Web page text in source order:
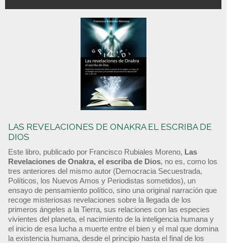
LAS REVELACIONES DE ONAKRA EL ESCRIBA DE
DIOS
Este libro, publicado por Francisco Rubiales Moreno, Las
Revelaciones de Onakra, el escriba de Dios, no es, como los
tres anteriores del mismo autor (Democracia Secuestrada,
Políticos, los Nuevos Amos y Periodistas sometidos), un
ensayo de pensamiento político, sino una original narración que
recoge misteriosas revelaciones sobre la llegada de los
primeros ángeles a la Tierra, sus relaciones con las especies
vivientes del planeta, el nacimiento de la inteligencia humana y
el inicio de esa lucha a muerte entre el bien y el mal que domina
la existencia humana, desde el principio hasta el final de los